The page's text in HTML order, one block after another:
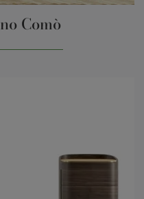
Comò